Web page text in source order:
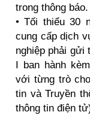
trong thông báo.
• Tối thiểu 30
cung cấp dịch
nghiệp phải gửi
I ban hành
với từng trò
tin và Truyền
thông tin điện